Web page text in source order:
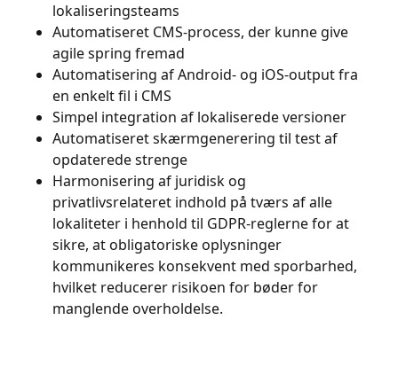
lokaliseringsteams
Automatiseret CMS-process, der kunne give
agile spring fremad
Automatisering af Android- og iOS-output fra
en enkelt fil i CMS
Simpel integration af lokaliserede versioner
Automatiseret skærmgenerering til test af
opdaterede strenge
Harmonisering af juridisk og
privatlivsrelateret indhold på tværs af alle
lokaliteter i henhold til GDPR-reglerne for at
sikre, at obligatoriske oplysninger
kommunikeres konsekvent med sporbarhed,
hvilket reducerer risikoen for bøder for
manglende overholdelse.